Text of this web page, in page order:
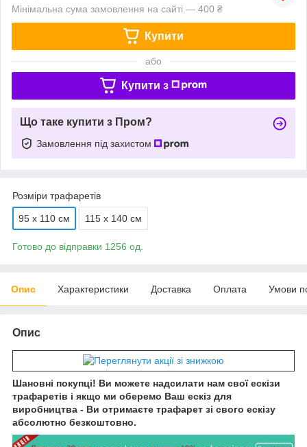
Мінімальна сума замовлення на сайті — 400 ₴
Купити
або
Купити з
Що таке купити з Пром?
Замовлення під захистом
Розміри трафаретів
95 х 110 см 115 х 140 см
Готово до відправки 1256 од.
Опис Характеристики Доставка Оплата Умови
Опис
Шановні покупці! Ви можете надсилати нам свої ескізи
трафаретів і якщо ми оберемо Ваш ескіз для
виробництва - Ви отримаєте трафарет зі свого ескізу
абсолютно безкоштовно.